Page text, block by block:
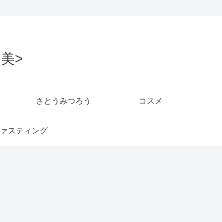
>
さとうみつろう コスメ
スティング